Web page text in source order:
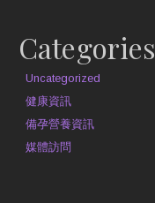
Categories
Uncategorized
健康資訊
備孕營養資訊
媒體訪問